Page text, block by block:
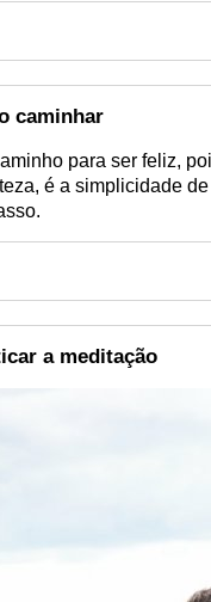
caminhar
para ser feliz,
é a simplicidade
a meditação